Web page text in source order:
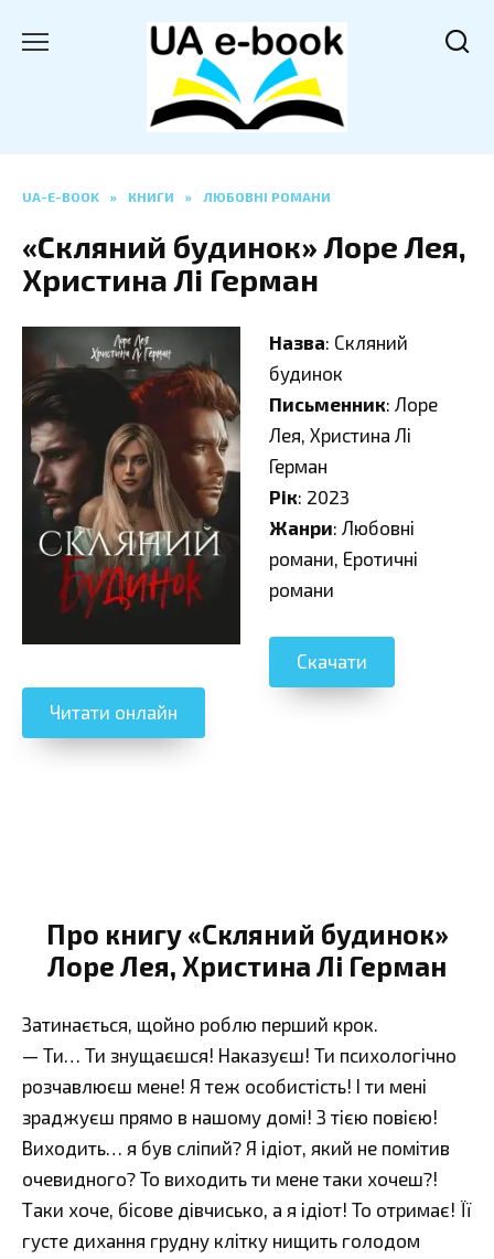
UA-E-BOOK » КНИГИ » ЛЮБОВНІ РОМАНИ
«Скляний будинок» Лоре Лея,
Христина Лі Герман
Назва: Скляний
будинок
Письменник: Лоре
Лея, Христина Лі
Герман
Рік: 2023
Жанри: Любовні
романи, Еротичні
романи
Скачати
Читати онлайн
Про книгу «Скляний будинок»
Лоре Лея, Христина Лі Герман
Затинається, щойно роблю перший крок.
— Ти… Ти знущаєшся! Наказуєш! Ти психологічно
розчавлюєш мене! Я теж особистість! І ти мені
зраджуєш прямо в нашому домі! З тією повією!
Виходить… я був сліпий? Я ідіот, який не помітив
очевидного? То виходить ти мене таки хочеш?!
Таки хоче, бісове дівчисько, а я ідіот! То отримає! Її
густе дихання грудну клітку нищить голодом